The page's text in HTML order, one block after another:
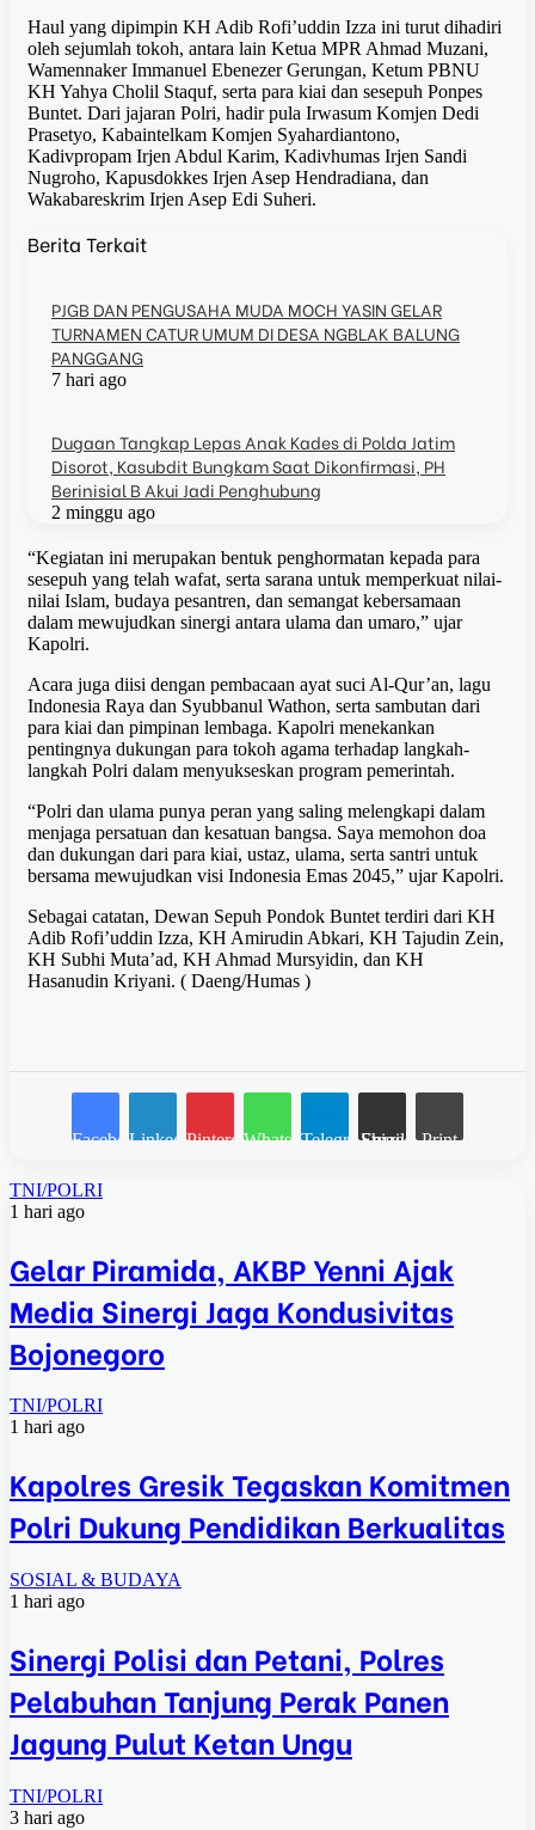
Haul yang dipimpin KH Adib Rofi’uddin Izza ini turut dihadiri
oleh sejumlah tokoh, antara lain Ketua MPR Ahmad Muzani,
Wamennaker Immanuel Ebenezer Gerungan, Ketum PBNU
KH Yahya Cholil Staquf, serta para kiai dan sesepuh Ponpes
Buntet. Dari jajaran Polri, hadir pula Irwasum Komjen Dedi
Prasetyo, Kabaintelkam Komjen Syahardiantono,
Kadivpropam Irjen Abdul Karim, Kadivhumas Irjen Sandi
Nugroho, Kapusdokkes Irjen Asep Hendradiana, dan
Wakabareskrim Irjen Asep Edi Suheri.
Berita Terkait
PJGB DAN PENGUSAHA MUDA MOCH YASIN GELAR
TURNAMEN CATUR UMUM DI DESA NGBLAK BALUNG
PANGGANG
7 hari ago
Dugaan Tangkap Lepas Anak Kades di Polda Jatim
Disorot, Kasubdit Bungkam Saat Dikonfirmasi, PH
Berinisial B Akui Jadi Penghubung
2 minggu ago
“Kegiatan ini merupakan bentuk penghormatan kepada para
sesepuh yang telah wafat, serta sarana untuk memperkuat nilai-
nilai Islam, budaya pesantren, dan semangat kebersamaan
dalam mewujudkan sinergi antara ulama dan umaro,” ujar
Kapolri.
Acara juga diisi dengan pembacaan ayat suci Al-Qur’an, lagu
Indonesia Raya dan Syubbanul Wathon, serta sambutan dari
para kiai dan pimpinan lembaga. Kapolri menekankan
pentingnya dukungan para tokoh agama terhadap langkah-
langkah Polri dalam menyukseskan program pemerintah.
“Polri dan ulama punya peran yang saling melengkapi dalam
menjaga persatuan dan kesatuan bangsa. Saya memohon doa
dan dukungan dari para kiai, ustaz, ulama, serta santri untuk
bersama mewujudkan visi Indonesia Emas 2045,” ujar Kapolri.
Sebagai catatan, Dewan Sepuh Pondok Buntet terdiri dari KH
Adib Rofi’uddin Izza, KH Amirudin Abkari, KH Tajudin Zein,
KH Subhi Muta’ad, KH Ahmad Mursyidin, dan KH
Hasanudin Kriyani. ( Daeng/Humas )
FacebookLinkedInPinterestWhatsAppTelegramShare via Email Print
TNI/POLRI
1 hari ago
Gelar Piramida, AKBP Yenni Ajak
Media Sinergi Jaga Kondusivitas
Bojonegoro
TNI/POLRI
1 hari ago
Kapolres Gresik Tegaskan Komitmen
Polri Dukung Pendidikan Berkualitas
SOSIAL & BUDAYA
1 hari ago
Sinergi Polisi dan Petani, Polres
Pelabuhan Tanjung Perak Panen
Jagung Pulut Ketan Ungu
TNI/POLRI
3 hari ago